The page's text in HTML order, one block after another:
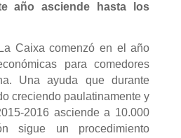
año asciende hasta los
Caixa comenzó en el año
para comedores
Una ayuda que durante
creciendo paulatinamente y
2016 asciende a 10.000
sigue un procedimiento